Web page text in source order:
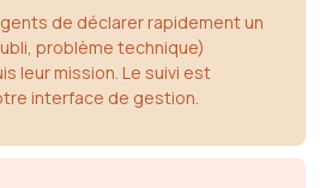
de déclarer rapidement un
problème technique)
leur mission. Le suivi est
interface de gestion.